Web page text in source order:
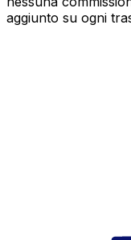
aggiunto su ogni